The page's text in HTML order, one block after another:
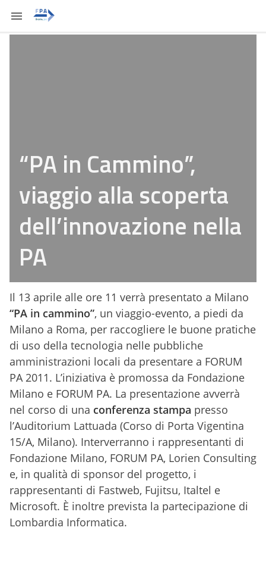
“PA in Cammino”,
viaggio alla scoperta
dell’innovazione nella
PA
Il 13 aprile alle ore 11 verrà presentato a Milano
“PA in cammino”, un viaggio-evento, a piedi da
Milano a Roma, per raccogliere le buone pratiche
di uso della tecnologia nelle pubbliche
amministrazioni locali da presentare a FORUM
PA 2011. L’iniziativa è promossa da Fondazione
Milano e FORUM PA. La presentazione avverrà
nel corso di una conferenza stampa presso
l’Auditorium Lattuada (Corso di Porta Vigentina
15/A, Milano). Interverranno i rappresentanti di
Fondazione Milano, FORUM PA, Lorien Consulting
e, in qualità di sponsor del progetto, i
rappresentanti di Fastweb, Fujitsu, Italtel e
Microsoft. È inoltre prevista la partecipazione di
Lombardia Informatica.